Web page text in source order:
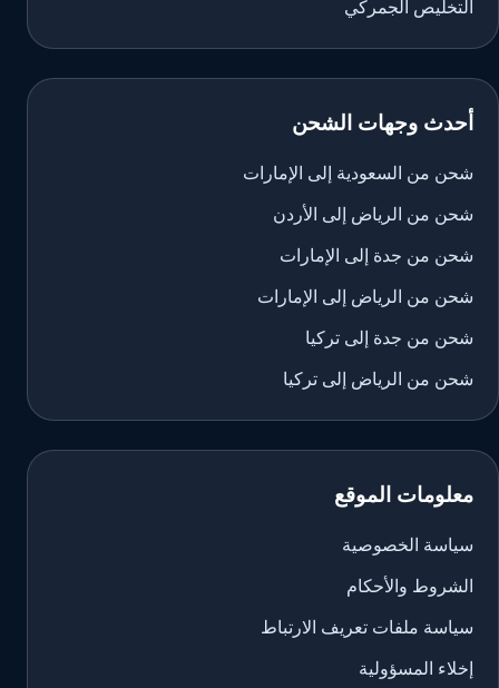
التخليص الجمركي
أحدث وجهات الشحن
شحن من السعودية إلى الإمارات
شحن من الرياض إلى الأردن
شحن من جدة إلى الإمارات
شحن من الرياض إلى الإمارات
شحن من جدة إلى تركيا
شحن من الرياض إلى تركيا
معلومات الموقع
سياسة الخصوصية
الشروط والأحكام
سياسة ملفات تعريف الارتباط
إخلاء المسؤولية